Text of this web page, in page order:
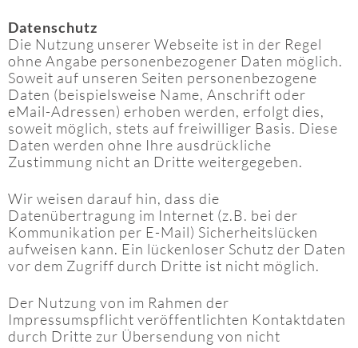
Datenschutz
Die Nutzung unserer Webseite ist in der Regel
ohne Angabe personenbezogener Daten möglich.
Soweit auf unseren Seiten personenbezogene
Daten (beispielsweise Name, Anschrift oder
eMail-Adressen) erhoben werden, erfolgt dies,
soweit möglich, stets auf freiwilliger Basis. Diese
Daten werden ohne Ihre ausdrückliche
Zustimmung nicht an Dritte weitergegeben.
Wir weisen darauf hin, dass die
Datenübertragung im Internet (z.B. bei der
Kommunikation per E-Mail) Sicherheitslücken
aufweisen kann. Ein lückenloser Schutz der Daten
vor dem Zugriff durch Dritte ist nicht möglich.
Der Nutzung von im Rahmen der
Impressumspflicht veröffentlichten Kontaktdaten
durch Dritte zur Übersendung von nicht